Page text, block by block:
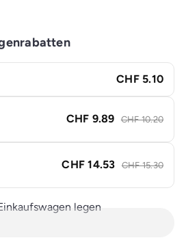
CHF 5.10
CHF 9.89 CHF 10.20
CHF 14.53 CHF 15.30
legen